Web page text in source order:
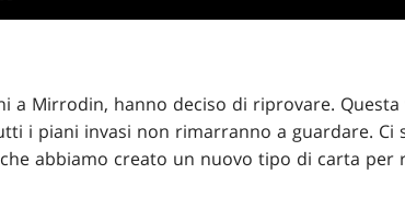
a Mirrodin, hanno deciso di riprovare.
i piani invasi non rimarranno a guardare. Ci
abbiamo creato un nuovo tipo di carta per